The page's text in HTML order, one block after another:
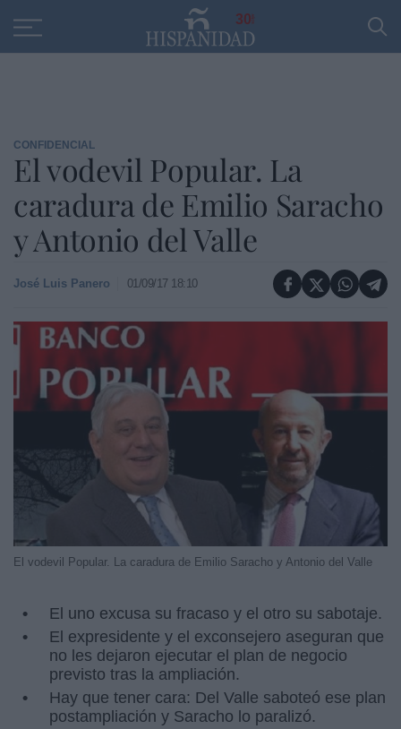
30
CONFIDENCIAL
El vodevil Popular. La
caradura de Emilio Saracho
y Antonio del Valle
José Luis Panero 01/09/17 18:10
El vodevil Popular. La caradura de Emilio Saracho y Antonio del Valle
El uno excusa su fracaso y el otro su sabotaje.
El expresidente y el exconsejero aseguran que
no les dejaron ejecutar el plan de negocio
previsto tras la ampliación.
Hay que tener cara: Del Valle saboteó ese plan
postampliación y Saracho lo paralizó.